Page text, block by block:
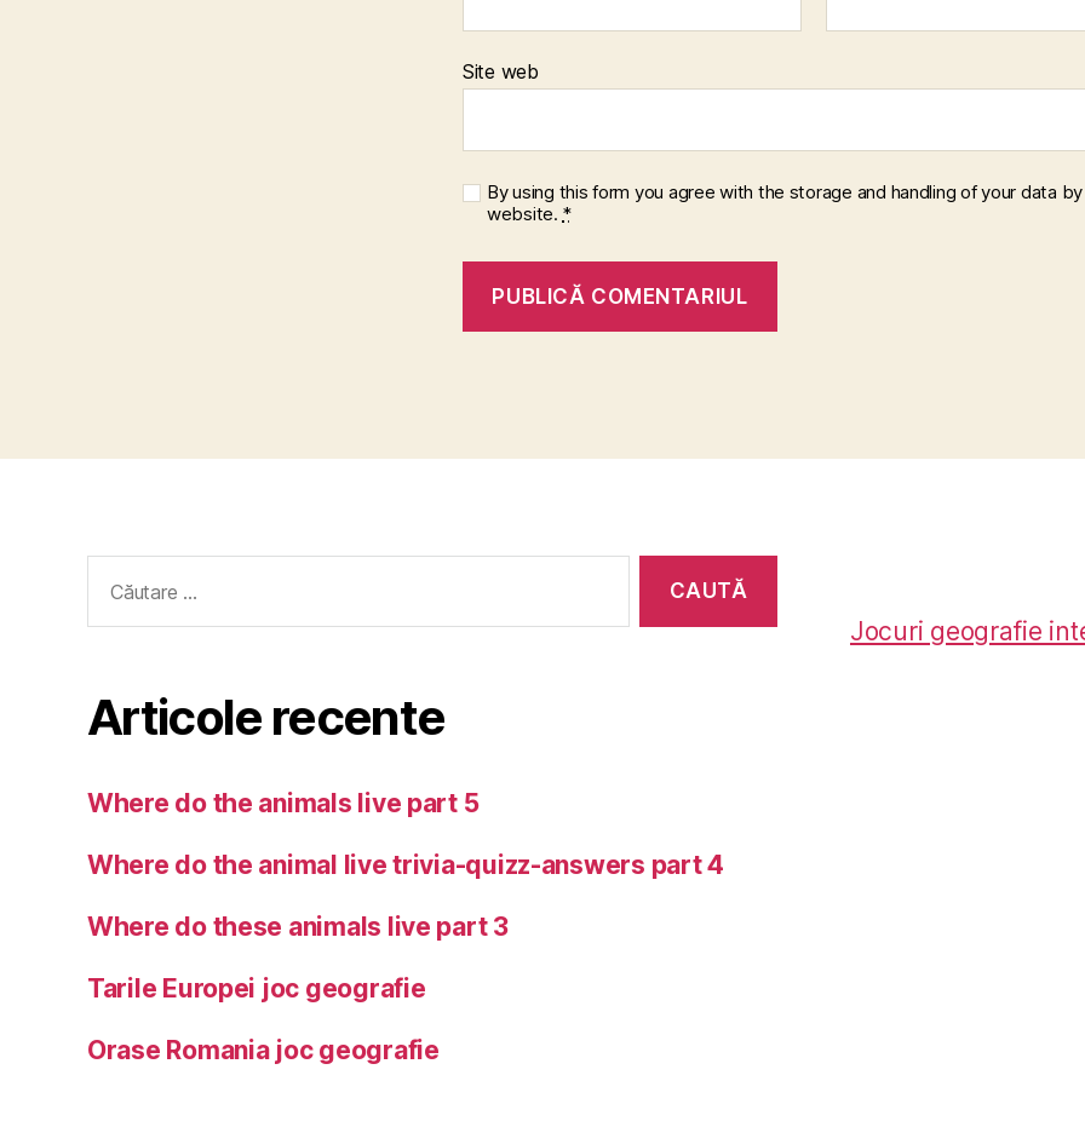
Site web
By using this form you agree with the storage and handling of your data
website. *
după:
Articole recente
Where do the animals live part 5
Where do the animal live trivia-quizz-answers part 4
Where do these animals live part 3
Tarile Europei joc geografie
Orase Romania joc geografie
Jocuri geografie